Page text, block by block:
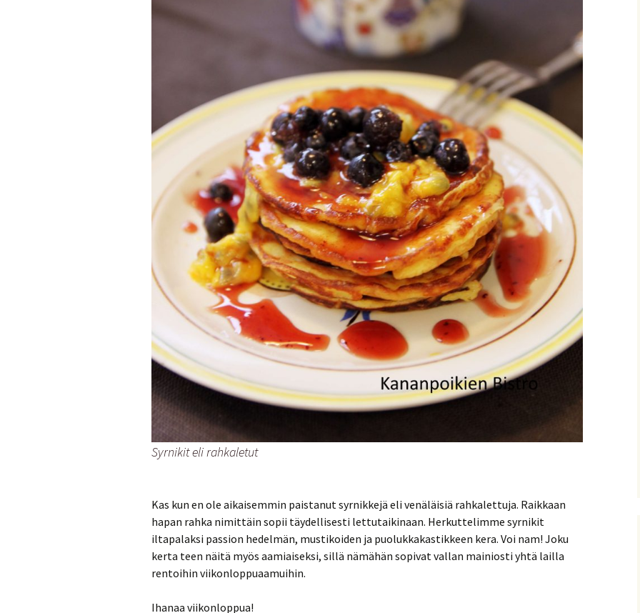
Makeat leivonnaiset
Munakkaat
Pastat
Pizzat
Risotot
Salaatit
Sienet
Suolaiset leivonnaiset
Syrnikit eli rahkaletut
Kas kun en ole aikaisemmin paistanut syrnikkejä eli venäläisiä rahkalettuja. Raikkaan
hapan rahka nimittäin sopii täydellisesti lettutaikinaan. Herkuttelimme syrnikit
iltapalaksi passion hedelmän, mustikoiden ja puolukkakastikkeen kera. Voi nam! Joku
kerta teen näitä myös aamiaiseksi, sillä nämähän sopivat vallan mainiosti yhtä lailla
rentoihin viikonloppuaamuihin.
Ihanaa viikonloppua!